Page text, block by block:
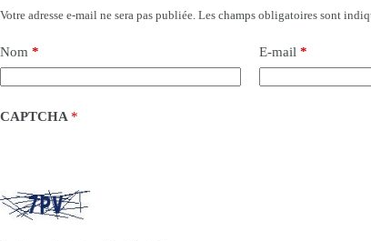
Votre adresse e-mail ne sera pas publiée. Les champs obligatoires sont
Nom * E-mail *
CAPTCHA *